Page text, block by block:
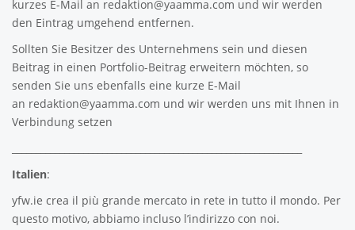
kurzes E-Mail an redaktion@yaamma.com und wir werden
den Eintrag umgehend entfernen.
Sollten Sie Besitzer des Unternehmens sein und diesen
Beitrag in einen Portfolio-Beitrag erweitern möchten, so
senden Sie uns ebenfalls eine kurze E-Mail
an redaktion@yaamma.com und wir werden uns mit Ihnen in
Verbindung setzen
Italien:
yfw.ie crea il più grande mercato in rete in tutto il mondo. Per
questo motivo, abbiamo incluso l’indirizzo con noi.